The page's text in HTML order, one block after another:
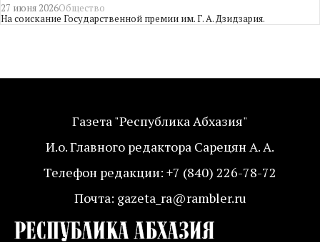
27 июня 2026Общество
На соискание Государственной премии им. Г. А. Дзидзария.
Газета "Республика Абхазия"
И.о. Главного редактора Сарецян А. А.
Телефон редакции: +7 (840) 226-78-72
Почта: gazeta_ra@rambler.ru